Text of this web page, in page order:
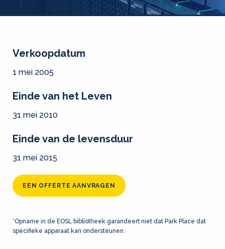
Verkoopdatum
1 mei 2005
Einde van het Leven
31 mei 2010
Einde van de levensduur
31 mei 2015
EEN OFFERTE AANVRAGEN
*Opname in de EOSL bibliotheek garandeert niet dat Park Place dat
specifieke apparaat kan ondersteunen.